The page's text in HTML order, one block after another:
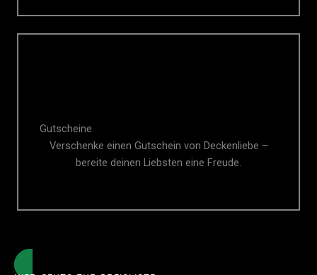
Gutscheine
Verschenke einen Gutschein von Deckenliebe –
bereite deinen Liebsten eine Freude.